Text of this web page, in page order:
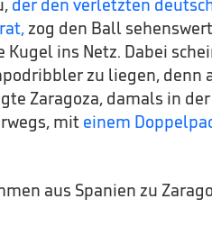
der den verletzten
,zog den Ball
Kugel ins Netz. Dabei
zu liegen, denn
Zaragoza, damals in
mit einem
aus Spanien zu